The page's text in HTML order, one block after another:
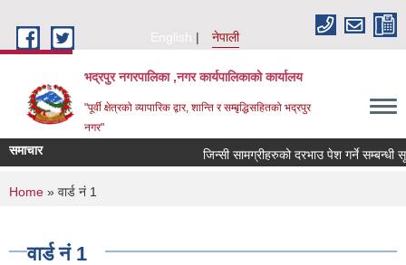
English
नेपाली
भद्रपुर नगरपालिका ,नगर कार्यपालिकाको कार्यालय
"पूर्वी क्षेत्रको व्यापारिक द्वार, शान्ति र सम्बृद्धिसहितको भद्रपुर
नगर"
समाचार जिन्सी सामग्रीहरुको दरभाउ पेश गर्ने सम्बन्धी सूचना
You are here
Home » वार्ड नं 1
वार्ड नं 1